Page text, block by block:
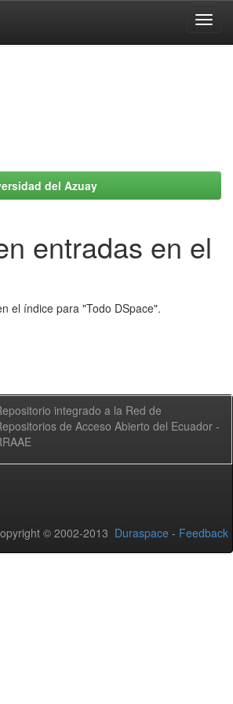
del Azuay
entradas en el
el índice para "Todo DSpace".
integrado a la Red de
de Acceso Abierto del Ecuador -
© 2002-2013 Duraspace - Feedback